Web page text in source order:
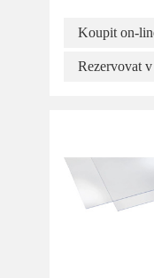
Koupit on-
Rezervovat